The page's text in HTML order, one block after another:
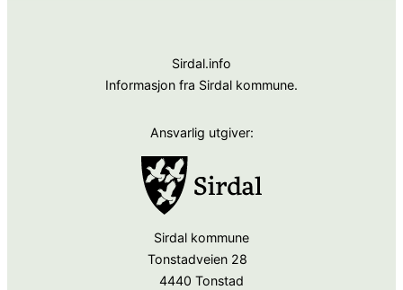
Sirdal.info
Informasjon fra Sirdal kommune.
Ansvarlig utgiver:
Sirdal kommune
Tonstadveien 28
4440 Tonstad